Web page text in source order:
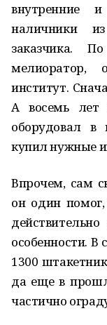
внутренние
наличники
заказчика.
мелиоратор,
институт.
А восемь лет
оборудовал в
купил нужные
Впрочем, сам
он один
особенности.
1300
да еще в
частично